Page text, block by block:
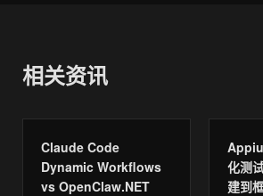
相关资讯
Claude Code
Dynamic Workflows
vs OpenClaw.NET
化测
建到